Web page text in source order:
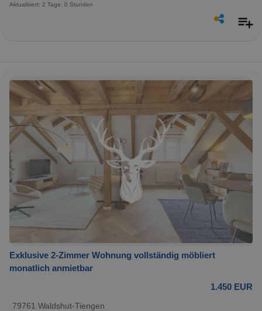
Aktualisiert: 2 Tage, 0 Stunden
Exklusive 2-Zimmer Wohnung vollständig möbliert
monatlich anmietbar
1.450 EUR
79761 Waldshut-Tiengen